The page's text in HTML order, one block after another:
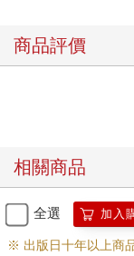
商品評價
相關商品
全選 加入
※ 出版日十年以上商